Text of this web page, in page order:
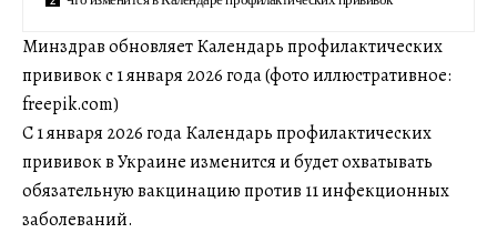
Минздрав обновляет Календарь профилактических
прививок с 1 января 2026 года (фото иллюстративное:
freepik.com)
С 1 января 2026 года Календарь профилактических
прививок в Украине изменится и будет охватывать
обязательную вакцинацию против 11 инфекционных
заболеваний.